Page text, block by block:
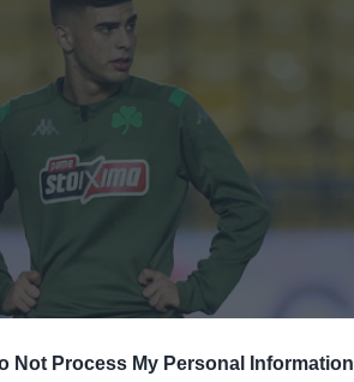
Not Process My Personal Information